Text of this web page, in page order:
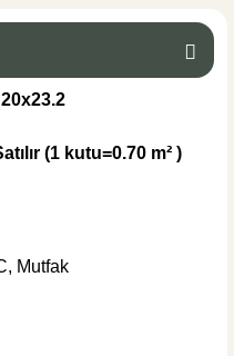
(1 kutu=0.70 m² )
Mutfak